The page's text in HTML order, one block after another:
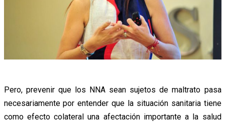
Pero, prevenir que los NNA sean sujetos de maltrato pasa
necesariamente por entender que la situación sanitaria tiene
como efecto colateral una afectación importante a la salud